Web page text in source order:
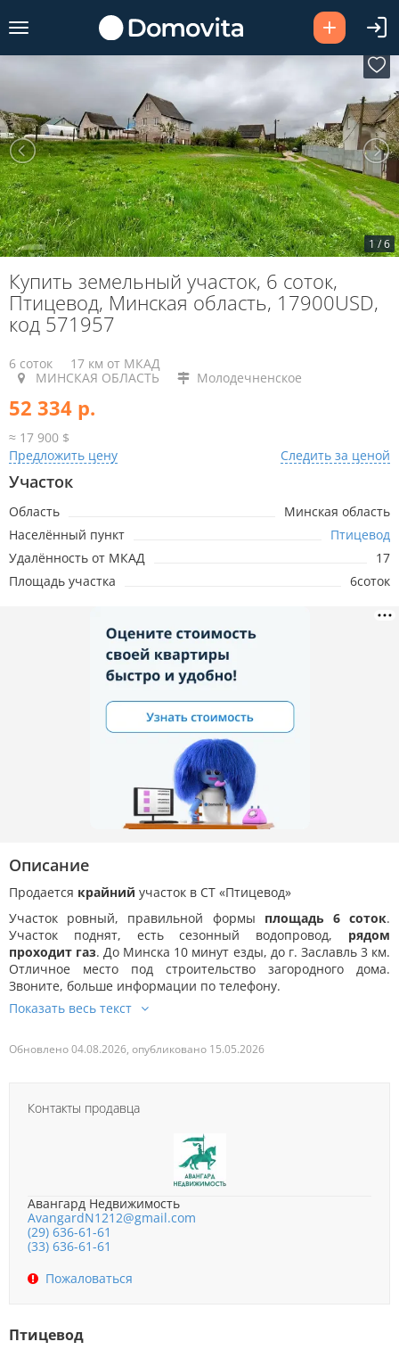
1 /6
Купить земельный участок, 6 соток,
Птицевод, Минская область, 17900USD,
код 571957
6 соток
17 км от МКАД
МИНСКАЯ ОБЛАСТЬ
Молодечненское
52 334 р.
≈ 17 900 $
Предложить цену
Следить за ценой
Участок
Область
Минская область
Населённый пункт
Птицевод
Удалённость от МКАД
17
Площадь участка
6соток
Описание
Продается крайний участок в СТ «Птицевод»
Участок ровный, правильной формы площадь 6 соток.
Участок поднят, есть сезонный водопровод, рядом
проходит газ. До Минска 10 минут езды, до г. Заславль 3 км.
Отличное место под строительство загородного дома.
Звоните, больше информации по телефону.
Обновлено 04.08.2026, опубликовано 15.05.2026
Контакты продавца
Авангард Недвижимость
AvangardN1212@gmail.com
(29) 636-61-61
(33) 636-61-61
Пожаловаться
Птицевод